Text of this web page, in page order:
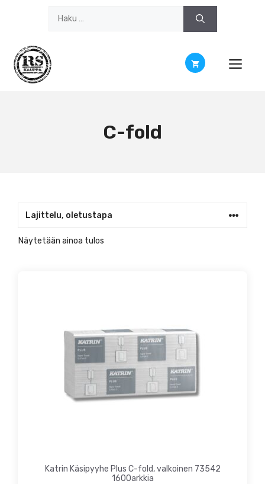
C-fold
Näytetään ainoa tulos
Katrin Käsipyyhe Plus C-fold, valkoinen 73542
1600arkkia